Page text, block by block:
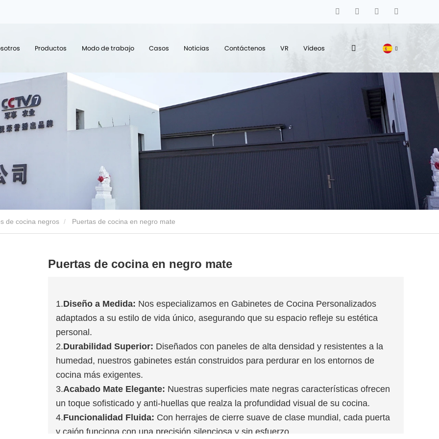
Productos Modo de trabajo Casos Noticias Contáctenos VR Vídeos
de cocina negros Puertas de cocina en negro mate
Puertas de cocina en negro mate
1.Diseño a Medida: Nos especializamos en Gabinetes de Cocina Personalizados
adaptados a su estilo de vida único, asegurando que su espacio refleje su estética
personal.
2.Durabilidad Superior: Diseñados con paneles de alta densidad y resistentes a la
humedad, nuestros gabinetes están construidos para perdurar en los entornos de
cocina más exigentes.
3.Acabado Mate Elegante: Nuestras superficies mate negras características ofrecen
un toque sofisticado y anti-huellas que realza la profundidad visual de su cocina.
4.Funcionalidad Fluida: Con herrajes de cierre suave de clase mundial, cada puerta
y cajón funciona con una precisión silenciosa y sin esfuerzo.